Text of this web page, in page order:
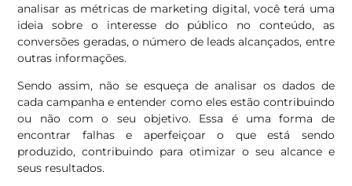
analisar as métricas de marketing digital, você terá uma
ideia sobre o interesse do público no conteúdo, as
conversões geradas, o número de leads alcançados, entre
outras informações.
Sendo assim, não se esqueça de analisar os dados de
cada campanha e entender como eles estão contribuindo
ou não com o seu objetivo. Essa é uma forma de
encontrar falhas e aperfeiçoar o que está sendo
produzido, contribuindo para otimizar o seu alcance e
seus resultados.